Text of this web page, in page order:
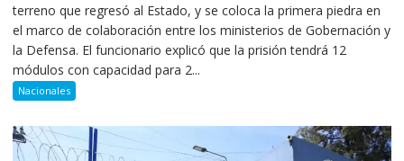
terreno que regresó al Estado, y se coloca la primera piedra en
el marco de colaboración entre los ministerios de Gobernación y
la Defensa. El funcionario explicó que la prisión tendrá 12
módulos con capacidad para 2...
Nacionales